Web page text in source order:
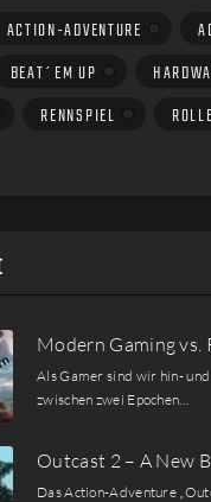
ACTION-ADVENTURE
BEAT´EM UP
RENNSPIEL
Modern Gaming vs.
Als Gamer sind wir hin-
zwischen zwei Epochen…
Outcast 2 – A New
Das Action-Adventure